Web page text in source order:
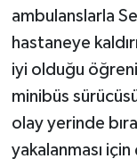
ambulanslarla
hastaneye
iyi olduğu
minibüs
olay yerinde
yakalanması